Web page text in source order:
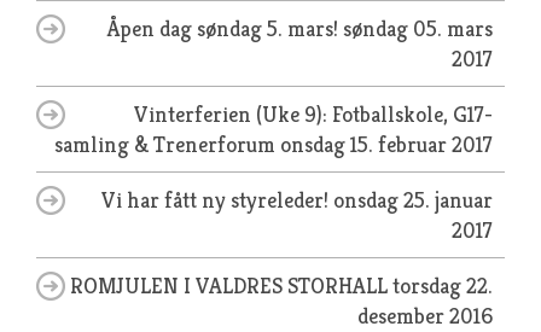
Åpen dag søndag 5. mars! søndag 05. mars
2017
Vinterferien (Uke 9): Fotballskole, G17-
samling & Trenerforum onsdag 15. februar 2017
Vi har fått ny styreleder! onsdag 25. januar
2017
ROMJULEN I VALDRES STORHALLtorsdag 22.
desember 2016